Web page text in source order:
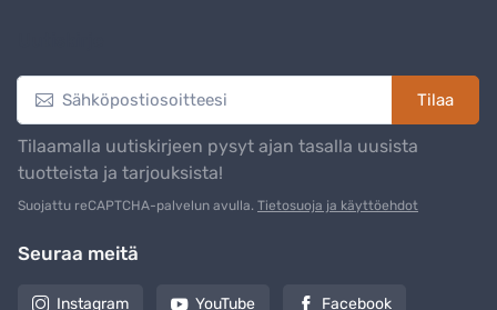
Tilaa
Tilaamalla uutiskirjeen pysyt ajan tasalla uusista
tuotteista ja tarjouksista!
Suojattu reCAPTCHA-palvelun avulla. Tietosuoja ja käyttöehdot
Seuraa meitä
Instagram YouTube Facebook